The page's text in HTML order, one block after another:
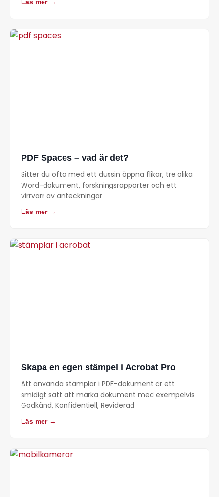
Läs mer →
PDF Spaces – vad är det?
Sitter du ofta med ett dussin öppna flikar, tre olika
Word-dokument, forskningsrapporter och ett
virrvarr av anteckningar
Läs mer →
Skapa en egen stämpel i Acrobat Pro
Att använda stämplar i PDF-dokument är ett
smidigt sätt att märka dokument med exempelvis
Godkänd, Konfidentiell, Reviderad
Läs mer →